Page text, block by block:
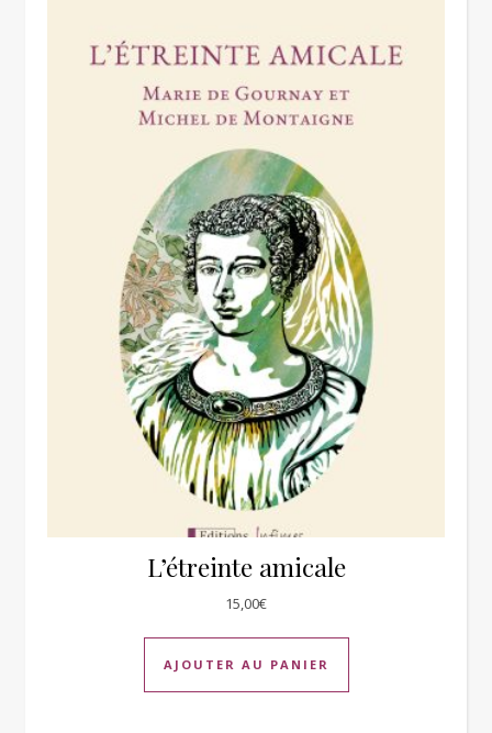
L’étreinte amicale
15,00€
AJOUTER AU PANIER